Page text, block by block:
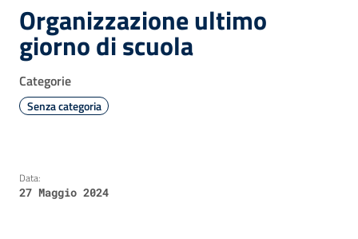
Organizzazione ultimo
giorno di scuola
Categorie
Senza categoria
Data:
27 Maggio 2024